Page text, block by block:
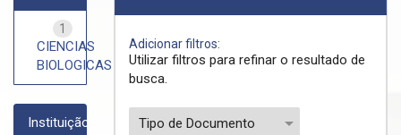
Adicionar filtros:
Utilizar filtros para refinar o resultado de
busca.
1
CIENCIAS
BIOLOGICAS
Instituição